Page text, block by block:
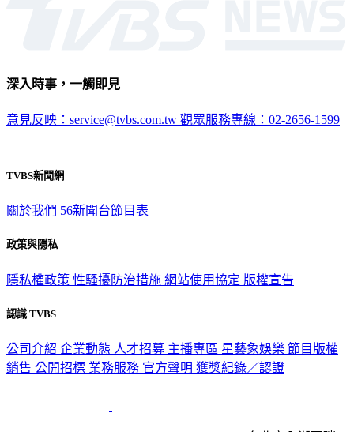
深入時事，一觸即見
意見反映：service@tvbs.com.tw 觀眾服務專線：02-2656-1599
TVBS新聞網
關於我們 56新聞台節目表
政策與隱私
隱私權政策 性騷擾防治措施 網站使用協定 版權宣告
認識 TVBS
公司介紹 企業動態 人才招募 主播專區 星藝象娛樂 節目版權
銷售 公開招標 業務服務 官方聲明 獲獎紀錄／認證